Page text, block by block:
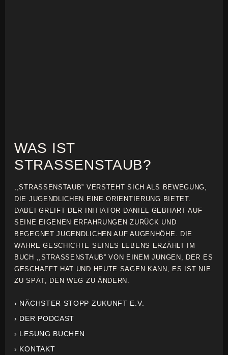
WAS IST
STRASSENSTAUB?
,,STRASSENSTAUB” VERSTEHT SICH ALS BEWEGUNG,
DIE JUGENDLICHEN EINE ORIENTIERUNG BIETET.
DABEI GREIFT DER INITIATOR DANIEL GEBHART AUF
SEINE EIGENEN ERFAHRUNGEN ZURÜCK UND
BEGEGNET JUGENDLICHEN AUF AUGENHÖHE. DIE
WAHRE GESCHICHTE SEINES LEBENS ERZÄHLT IM
BUCH ,,STRASSENSTAUB” VON EINEM JUNGEN, DER ES
GESCHAFFT HAT UND HEUTE SAGEN KANN, ES IST NIE
ZU SPÄT, DEN WEG ZU ÄNDERN.
› NÄCHSTER STOPP ZUKUNFT E.V.
› DER PODCAST
› LESUNG BUCHEN
› KONTAKT